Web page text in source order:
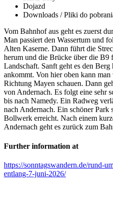
Dojazd
Downloads / Pliki do
Vom Bahnhof aus geht es zuerst
Man passiert den Wassertum und
Alten Kaserne. Dann führt die
herum und die Brücke über die B9
Landschaft. Sanft geht es den
ankommt. Von hier oben kann
Richtung Mayen schauen. Dann
von Andernach. Es folgt eine sehr
bis nach Namedy. Ein Radweg
nach Andernach. Ein schöner Park
Bollwerk erreicht. Nach einem
Andernach geht es zurück zum
Further information at
https://sonntagswandern.de/rund-
entlang-7-juni-2026/